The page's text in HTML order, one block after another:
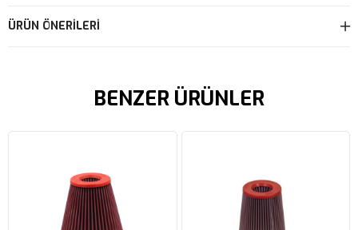
ÜRÜN ÖNERILERI
BENZER ÜRÜNLER